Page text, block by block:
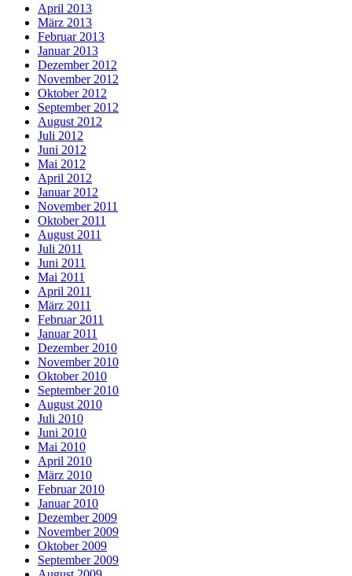
April 2013
März 2013
Februar 2013
Januar 2013
Dezember 2012
November 2012
Oktober 2012
September 2012
August 2012
Juli 2012
Juni 2012
Mai 2012
April 2012
Januar 2012
November 2011
Oktober 2011
August 2011
Juli 2011
Juni 2011
Mai 2011
April 2011
März 2011
Februar 2011
Januar 2011
Dezember 2010
November 2010
Oktober 2010
September 2010
August 2010
Juli 2010
Juni 2010
Mai 2010
April 2010
März 2010
Februar 2010
Januar 2010
Dezember 2009
November 2009
Oktober 2009
September 2009